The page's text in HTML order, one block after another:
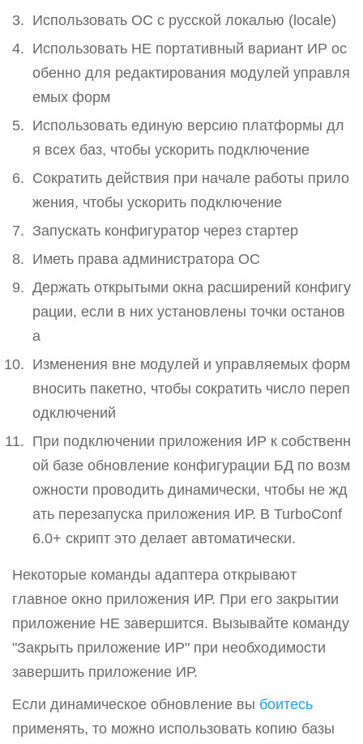
Использовать ОС с русской локалью (locale)
Использовать НЕ портативный вариант ИР ос
обенно для редактирования модулей управля
емых форм
Использовать единую версию платформы дл
я всех баз, чтобы ускорить подключение
Сократить действия при начале работы прило
жения, чтобы ускорить подключение
Запускать конфигуратор через стартер
Иметь права администратора ОС
Держать открытыми окна расширений конфигу
рации, если в них установлены точки останов
а
Изменения вне модулей и управляемых форм
вносить пакетно, чтобы сократить число переп
одключений
При подключении приложения ИР к собственн
ой базе обновление конфигурации БД по возм
ожности проводить динамически, чтобы не жд
ать перезапуска приложения ИР. В TurboConf
6.0+ скрипт это делает автоматически.
Некоторые команды адаптера открывают
главное окно приложения ИР. При его закрытии
приложение НЕ завершится. Вызывайте команду
"Закрыть приложение ИР" при необходимости
завершить приложение ИР.
Если динамическое обновление вы боитесь
применять, то можно использовать копию базы